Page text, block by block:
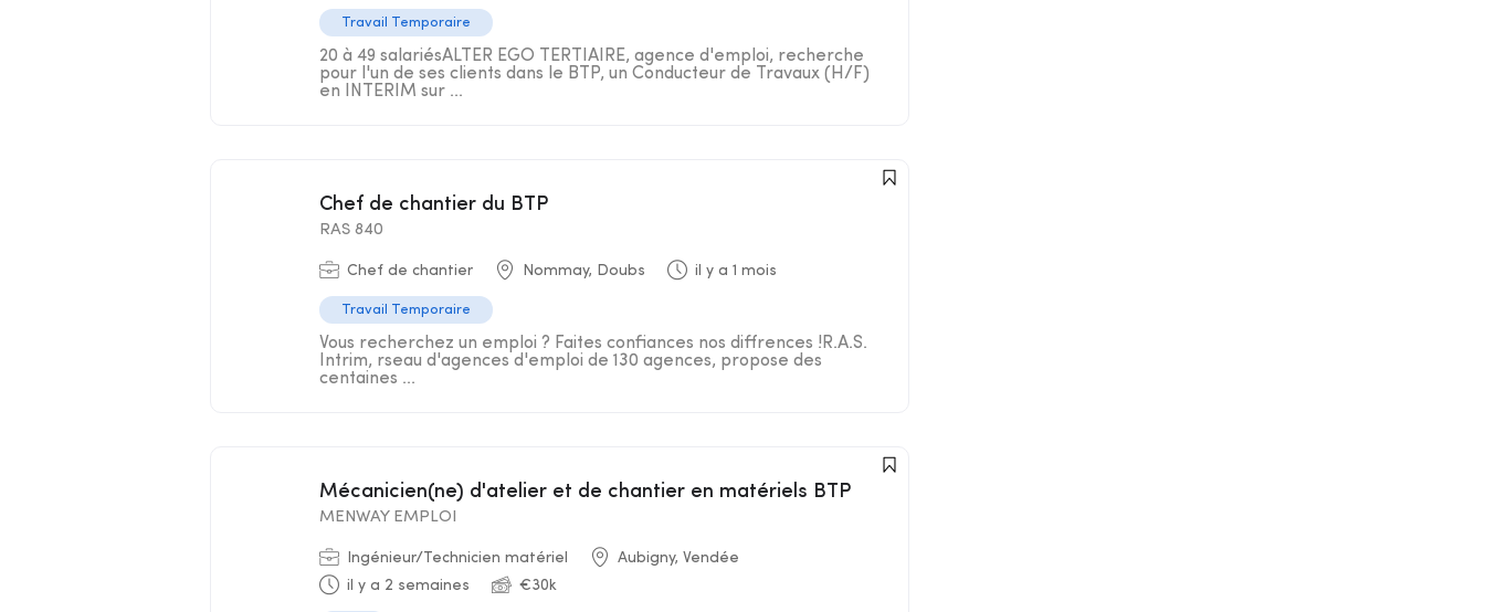
Travail Temporaire
20 à 49 salariésALTER EGO TERTIAIRE, agence d'emploi, recherche
pour l'un de ses clients dans le BTP, un Conducteur de Travaux (H/F)
en INTERIM sur ...
Chef de chantier du BTP
RAS 840
Chef de chantier Nommay, Doubs il y a 1 mois
Travail Temporaire
Vous recherchez un emploi ? Faites confiances nos diffrences !R.A.S.
Intrim, rseau d'agences d'emploi de 130 agences, propose des
centaines ...
Mécanicien(ne) d'atelier et de chantier en matériels BTP
MENWAY EMPLOI
Ingénieur/Technicien matériel
Aubigny, Vendée
il y a 2 semaines
€30k